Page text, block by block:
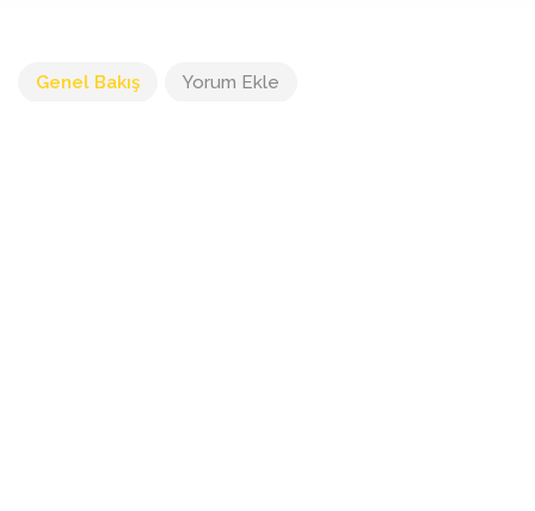
Genel Bakış Yorum Ekle